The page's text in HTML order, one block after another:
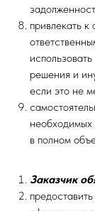
привлекать к
решения и
если это не
необходимых
в полном
Заказчик